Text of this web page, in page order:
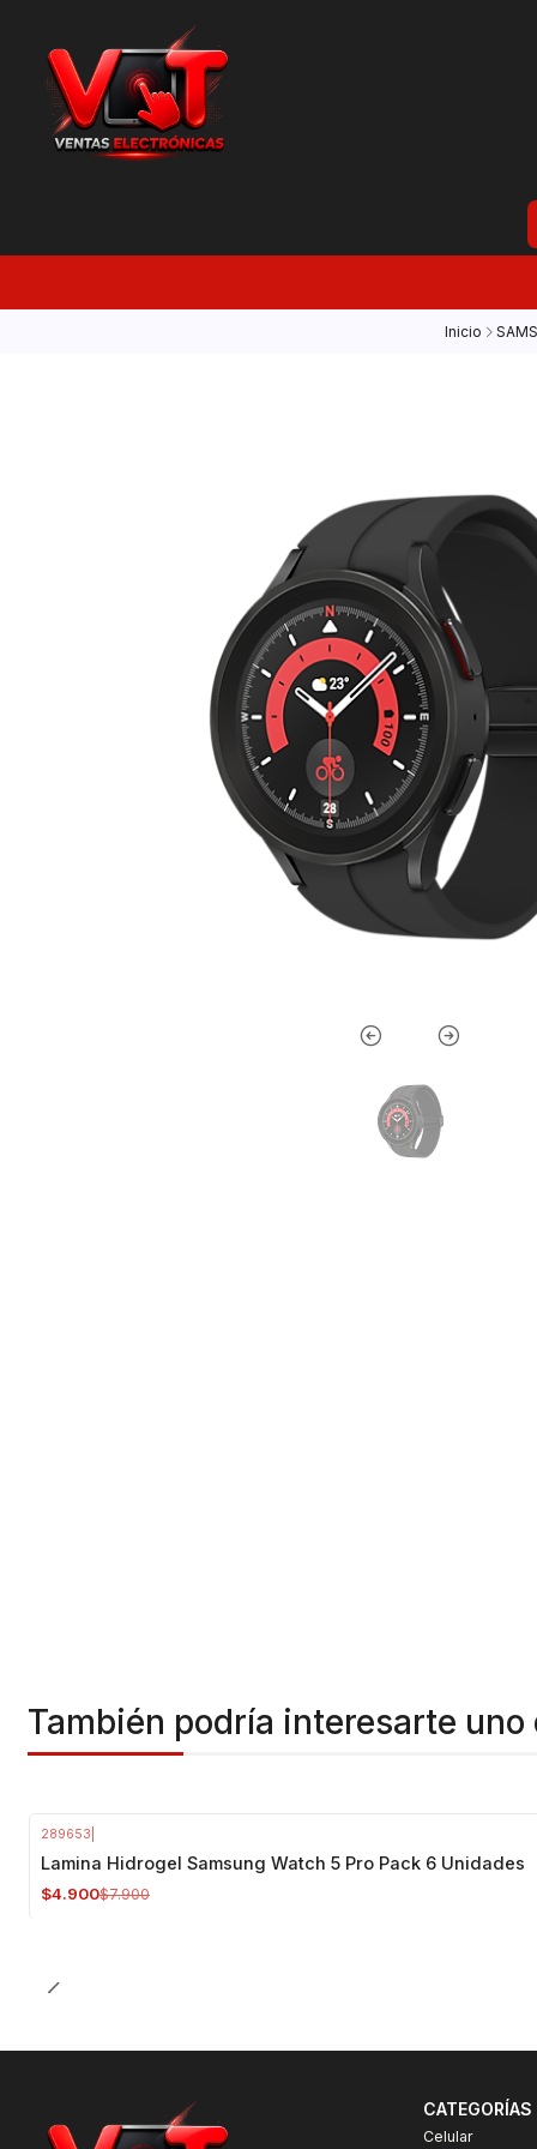
Inicio
También podría interesarte uno
289653
Lamina Hidrogel Samsung Watch 5 Pro Pack 6 Unidades
$4.900$7.900
CATEGORÍAS
Celular